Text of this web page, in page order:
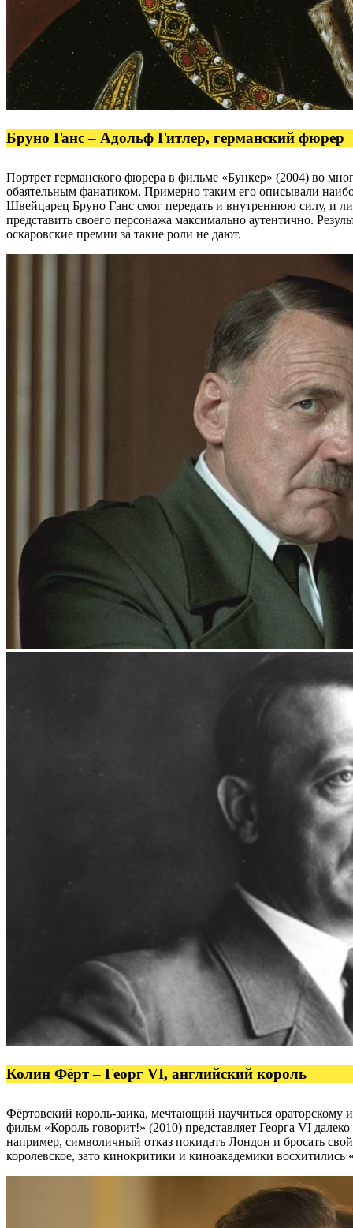
Бруно Ганс – Адольф Гитлер, германский фюрер
Портрет германского фюрера в фильме «Бункер» (2004) во
обаятельным фанатиком. Примерно таким его описывали
Швейцарец Бруно Ганс смог передать и внутреннюю силу, и
представить своего персонажа максимально аутентично.
оскаровские премии за такие роли не дают.
Колин Фёрт – Георг VI, английский король
Фёртовский король-заика, мечтающий научиться ораторскому
фильм «Король говорит!» (2010) представляет Георга VI
например, символичный отказ покидать Лондон и бросать
королевское, зато кинокритики и киноакадемики